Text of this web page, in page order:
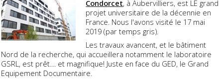
Condorcet, à Aubervilliers, est LE grand
projet universitaire de la décennie en
France. Nous l'avons visité le 17 mai
2019 (par temps gris).
Les travaux avancent, et le bâtiment
Nord de la recherche, qui accueillera notamment le laboratoire
GSRL, est prêt.... et magnifique! Juste en face du GED, le Grand
Equipement Documentaire.